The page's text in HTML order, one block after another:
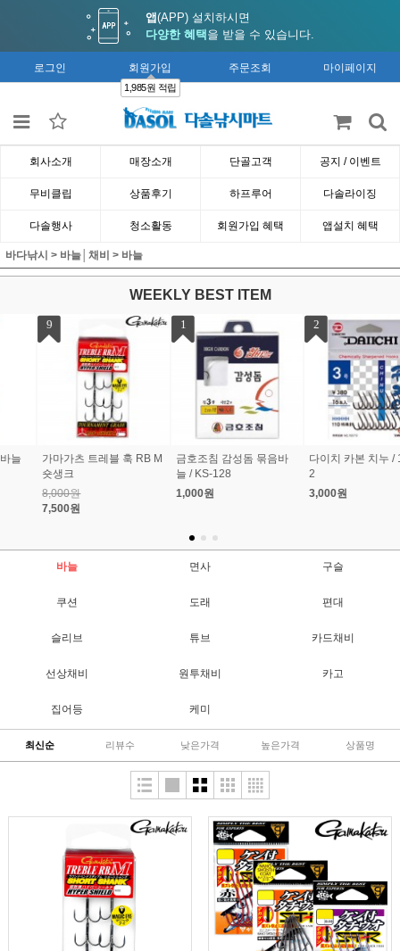
앱(APP) 설치하시면
다양한 혜택 을 받을 수 있습니다.
로그인 회원가입
1,985원 적립
주문조회 마이페이지
회사소개 매장소개 단골고객 공지 / 이벤트
무비클립 상품후기 하프루어 다솔라이징
다솔행사 청소활동 회원가입 혜택 앱설치 혜택
바다낚시 > 바늘│채비 > 바늘
WEEKLY BEST ITEM
마츠오카 스페셜 스탠다
드 80mm 전용 교체훅 묶
6,800원
5
키로오버 스위블에기훅
팜팜 KOH-01 쭈꾸미 갑
가마가츠 카카리스기 오
나가 긴꼬리 벵에돔 바늘
3,500원
바늘 면사 구슬
쿠션 도래 편대
슬리브 튜브 카드채비
선상채비 원투채비 카고
집어등 케미
최신순 리뷰수 낮은가격 높은가격 상품명